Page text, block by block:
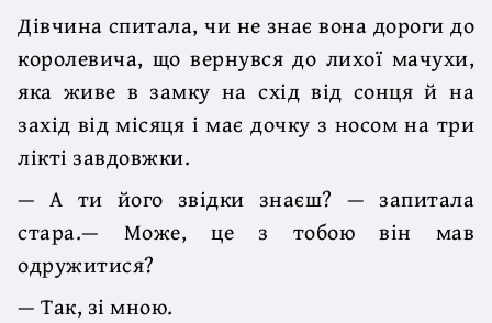
Дівчина спитала, чи не знає вона дороги до
королевича, що вернувся до лихої мачухи,
яка живе в замку на схід від сонця й на
захід від місяця і має дочку з носом на три
лікті завдовжки.
— А ти його звідки знаєш? — запитала
стара.— Може, це з тобою він мав
одружитися?
— Так, зі мною.